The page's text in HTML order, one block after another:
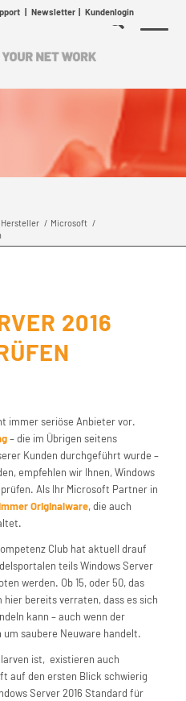
| Newsletter| Kundenlogin
Hersteller / Microsoft /
2016
immer seriöse Anbieter vor.
– die im Übrigen seitens
Kunden durchgeführt wurde –
empfehlen wir Ihnen, Windows
Als Ihr Microsoft Partner in
Originalware, die auch
Club hat aktuell drauf
teils Windows Server
werden. Ob 15, oder 50, das
bereits verraten, dass es sich
kann – auch wenn der
saubere Neuware handelt.
ist, existieren auch
auf den ersten Blick schwierig
Server 2016 Standard für